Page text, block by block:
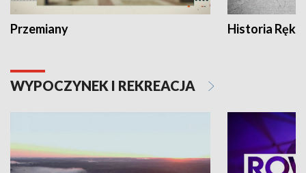
Przemiany Historia Ręką
WYPOCZYNEK I REKREACJA